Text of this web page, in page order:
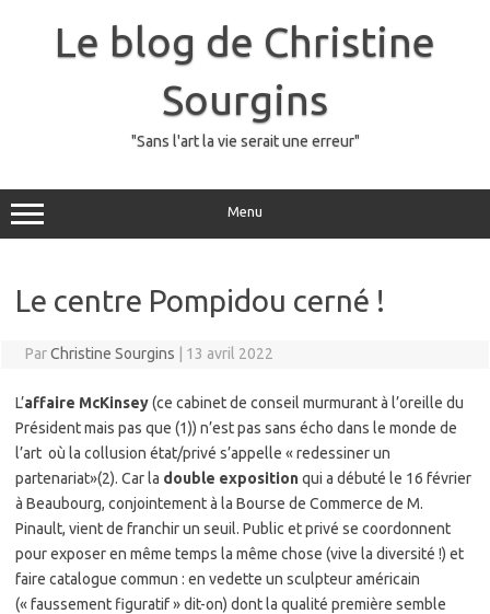
Le blog de Christine
Sourgins
"Sans l'art la vie serait une erreur"
Menu
Le centre Pompidou cerné !
ParChristine Sourgins 13 avril 2022
L’affaire McKinsey(ce cabinet de conseil murmurant à l’oreille du
Président mais pas que (1)) n’est pas sans écho dans le monde de
l’art où la collusion état/privé s’appelle « redessiner un
partenariat»(2). Car la double expositionqui a débuté le 16 février
à Beaubourg, conjointement à la Bourse de Commerce de M.
Pinault, vient de franchir un seuil. Public et privé se coordonnent
pour exposer en même temps la même chose (vive la diversité !) et
faire catalogue commun : en vedette un sculpteur américain
(« faussement figuratif » dit-on) dont la qualité première semble